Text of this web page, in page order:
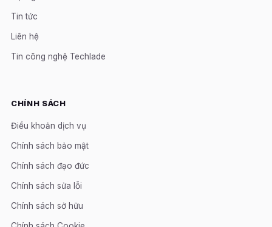
Tin tức
Liên hệ
Tin công nghệ Techlade
CHÍNH SÁCH
Điều khoản dịch vụ
Chính sách bảo mật
Chính sách đạo đức
Chính sách sửa lỗi
Chính sách sở hữu